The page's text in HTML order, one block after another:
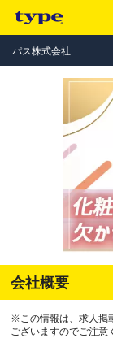
パス株式会社
会社概要
※この情報は、求人掲
ございますのでご注意